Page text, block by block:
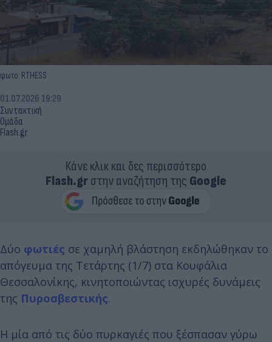
φωτο: RTHESS
Συντακτική
Ομάδα
Flash.gr
01.07.2026 19:29
Κάνε κλικ και δες περισσότερο
Flash.grστην αναζήτηση της Google
Δύο φωτιές σε χαμηλή βλάστηση εκδηλώθηκαν το
απόγευμα της Τετάρτης (1/7) στα Κουφάλια
Θεσσαλονίκης, κινητοποιώντας ισχυρές δυνάμεις
της Πυροσβεστικής.
H μία από τις δύο πυρκαγιές που ξέσπασαν γύρω